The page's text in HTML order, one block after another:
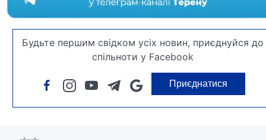
Будьте першим свідком усіх новин, приєднуйся до
спільноти у Facebook
Приєднатися